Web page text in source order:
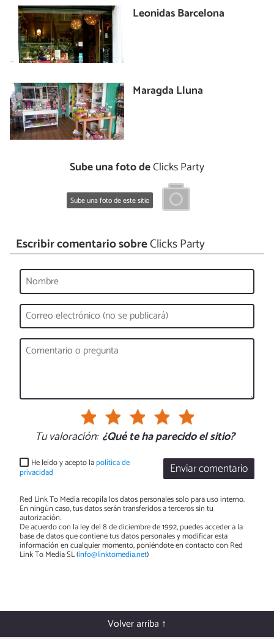
Leonidas Barcelona
Maragda Lluna
Sube una foto deClicks Party
Sube una foto de este sitio
Escribir comentario sobreClicks Party
Tu valoración: ¿Qué te ha parecido el sitio?
Enviar comentario
He leído y acepto lapolítica de
privacidad
Red Link To Media recopila los datos personales solo para uso interno.
En ningún caso, tus datos serán transferidos a terceros sin tu
autorización.
De acuerdo con la ley del 8 de diciembre de 1992, puedes acceder a la
base de datos que contiene tus datos personales y modificar esta
información en cualquier momento, poniéndote en contacto con Red
Link To Media SL (info@linktomedia.net)
Volver arriba ↑